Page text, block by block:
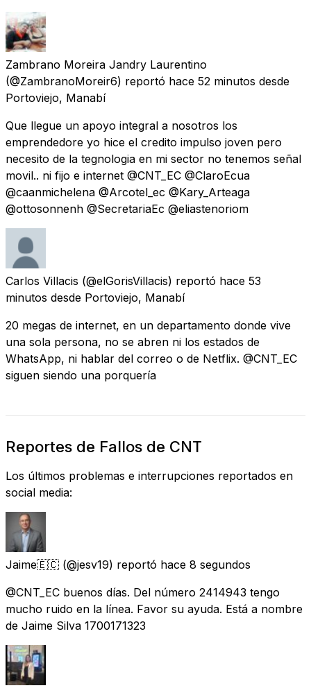
Zambrano Moreira Jandry Laurentino
(@ZambranoMoreir6) reportó hace 52 minutos desde
Portoviejo, Manabí
Que llegue un apoyo integral a nosotros los
emprendedore yo hice el credito impulso joven pero
necesito de la tegnologia en mi sector no tenemos señal
movil.. ni fijo e internet @CNT_EC @ClaroEcua
@caanmichelena @Arcotel_ec @Kary_Arteaga
@ottosonnenh @SecretariaEc @eliastenoriom
Carlos Villacis (@elGorisVillacis) reportó hace 53
minutos desde Portoviejo, Manabí
20 megas de internet, en un departamento donde vive
una sola persona, no se abren ni los estados de
WhatsApp, ni hablar del correo o de Netflix. @CNT_EC
siguen siendo una porquería
Reportes de Fallos de CNT
Los últimos problemas e interrupciones reportados en
social media:
Jaime🇪🇨 (@jesv19) reportó hace 8 segundos
@CNT_EC buenos días. Del número 2414943 tengo
mucho ruido en la línea. Favor su ayuda. Está a nombre
de Jaime Silva 1700171323